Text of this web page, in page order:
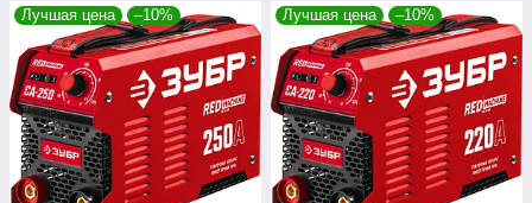
Лучшая цена –10% Лучшая цена –10%